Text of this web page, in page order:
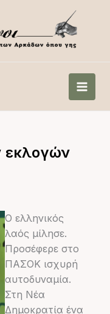
εκλογών
Ο ελληνικός
λαός μίλησε.
Προσέφερε στο
ΠΑΣΟΚ ισχυρή
αυτοδυναμία.
Στη Νέα
Δημοκρατία ένα